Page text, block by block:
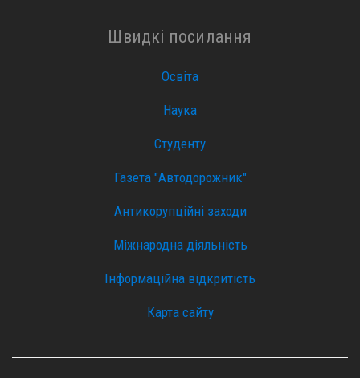
Швидкі посилання
Освіта
Наука
Студенту
Газета "Автодорожник"
Антикорупційні заходи
Міжнародна діяльність
Інформаційна відкритість
Карта сайту